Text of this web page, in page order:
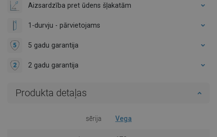
Aizsardzība pret ūdens šļakatām
1-durvju - pārvietojams
5 gadu garantija
2 gadu garantija
Produkta detaļas
sērija Vega